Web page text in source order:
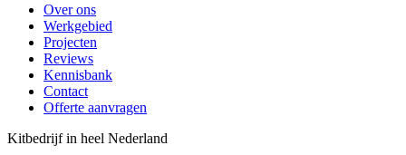
Over ons
Werkgebied
Projecten
Reviews
Kennisbank
Contact
Offerte aanvragen
Kitbedrijf in heel Nederland